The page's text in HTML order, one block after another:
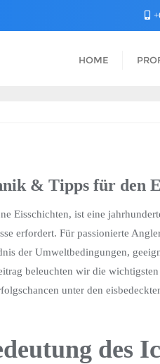
HOME
& Tipps für den
Eisschichten, ist eine
erfordert. Für passionierte
der Umweltbedingungen,
beleuchten wir die
unter den
des